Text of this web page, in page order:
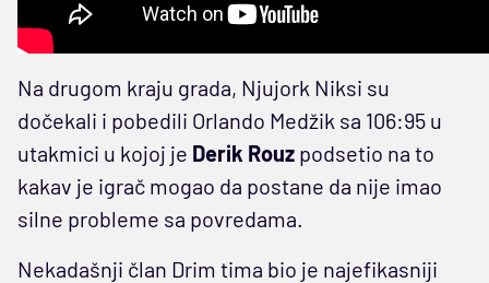
Na drugom kraju grada, Njujork Niksi su
dočekali i pobedili Orlando Medžik sa 106:95 u
utakmici u kojoj je Derik Rouz podsetio na to
kakav je igrač mogao da postane da nije imao
silne probleme sa povredama.
Nekadašnji član Drim tima bio je najefikasniji